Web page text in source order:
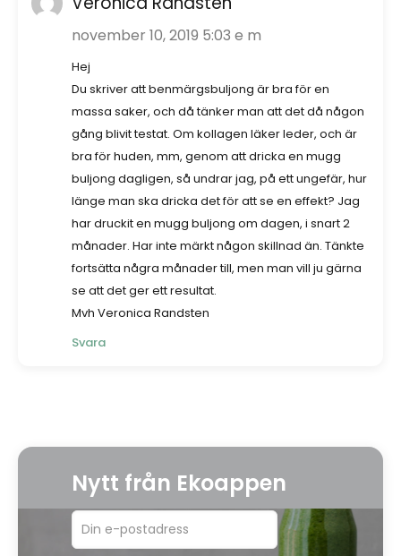
november 10, 2019 5:03 e m
Hej
Du skriver att benmärgsbuljong är bra för en
massa saker, och då tänker man att det då någon
gång blivit testat. Om kollagen läker leder, och är
bra för huden, mm, genom att dricka en mugg
buljong dagligen, så undrar jag, på ett ungefär, hur
länge man ska dricka det för att se en effekt? Jag
har druckit en mugg buljong om dagen, i snart 2
månader. Har inte märkt någon skillnad än. Tänkte
fortsätta några månader till, men man vill ju gärna
se att det ger ett resultat.
Mvh Veronica Randsten
Svara
Nytt från Ekoappen